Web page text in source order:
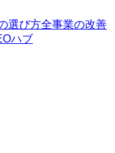
選び方全事業の改善
ハブ